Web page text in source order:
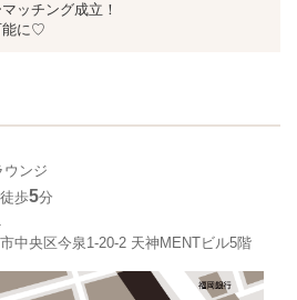
ッチング成立！
能に♡
ウンジ
歩5分
中央区今泉1-20-2 天神MENTビル5階